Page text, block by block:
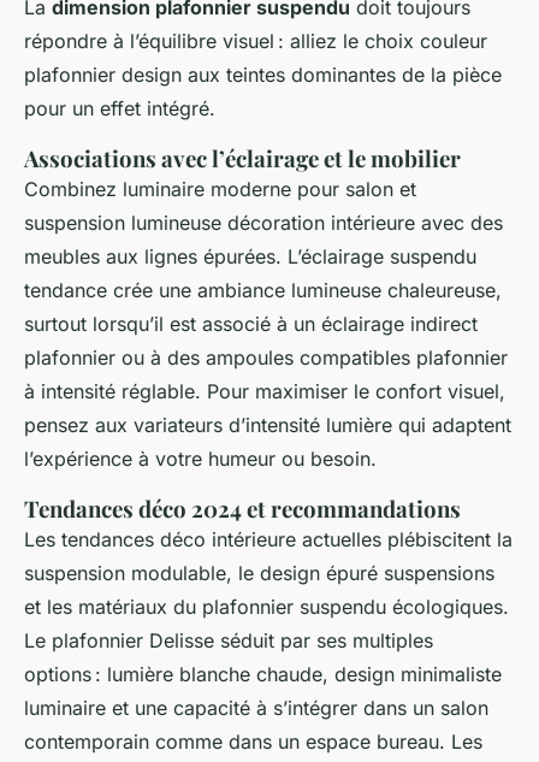
La dimension plafonnier suspendu doit toujours
répondre à l’équilibre visuel : alliez le choix couleur
plafonnier design aux teintes dominantes de la pièce
pour un effet intégré.
Associations avec l’éclairage et le mobilier
Combinez luminaire moderne pour salon et
suspension lumineuse décoration intérieure avec des
meubles aux lignes épurées. L’éclairage suspendu
tendance crée une ambiance lumineuse chaleureuse,
surtout lorsqu’il est associé à un éclairage indirect
plafonnier ou à des ampoules compatibles plafonnier
à intensité réglable. Pour maximiser le confort visuel,
pensez aux variateurs d’intensité lumière qui adaptent
l’expérience à votre humeur ou besoin.
Tendances déco 2024 et recommandations
Les tendances déco intérieure actuelles plébiscitent la
suspension modulable, le design épuré suspensions
et les matériaux du plafonnier suspendu écologiques.
Le plafonnier Delisse séduit par ses multiples
options : lumière blanche chaude, design minimaliste
luminaire et une capacité à s’intégrer dans un salon
contemporain comme dans un espace bureau. Les